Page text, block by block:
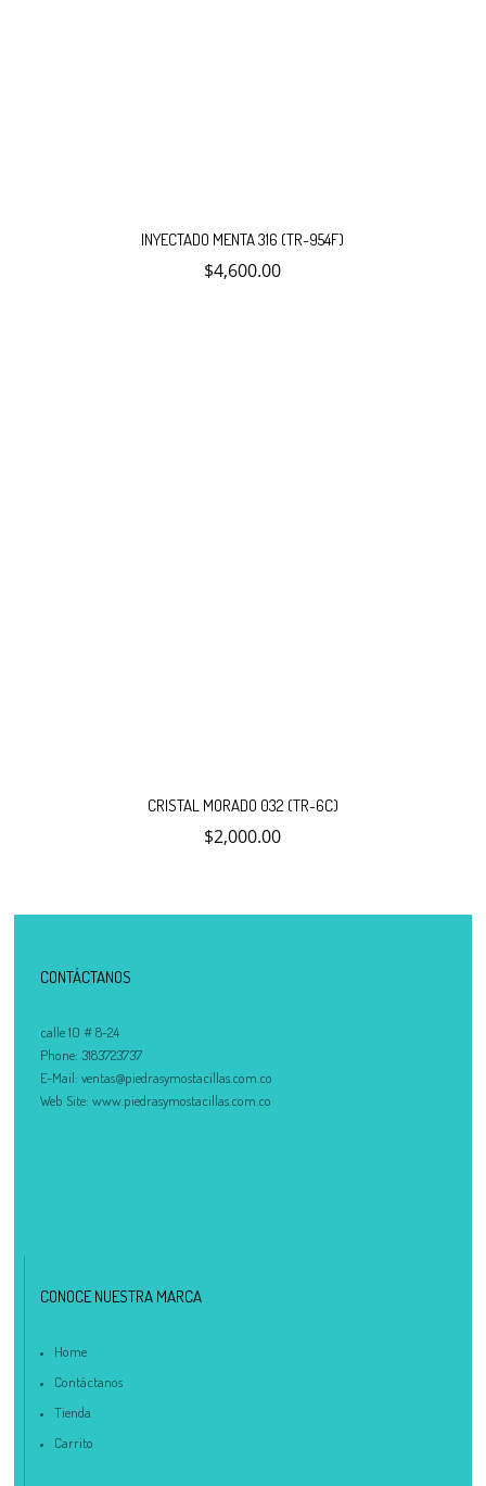
INYECTADO MENTA 316 (TR-954F)
$4,600.00
CRISTAL MORADO 032 (TR-6C)
$2,000.00
CONTÁCTANOS
calle 10 # 8-24
Phone: 3183723737
E-Mail: ventas@piedrasymostacillas.com.co
Web Site: www.piedrasymostacillas.com.co
CONOCE NUESTRA MARCA
Home
Contáctanos
Tienda
Carrito